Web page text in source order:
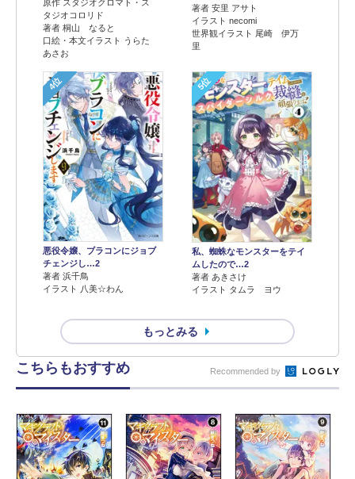
原作 スタジオクロマト・ス
タジオコロリド
著者 桐山 なると
口絵・本文イラスト うらた
あさお
著者 安里 アサト
イラスト necomi
世界観イラスト 尾崎 伊万
里
4位
悪役令嬢、ブラコンにジョブ
チェンジし…2
著者 浜千鳥
イラスト 八美☆わん
5位
私、蜘蛛なモンスターをテイ
ムしたので…2
著者 あきさけ
イラスト タムラ ヨウ
もっとみる
こちらもおすすめ Recommended by